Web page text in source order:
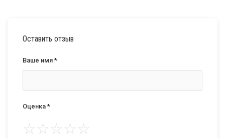
Оставить отзыв
Ваше имя *
Оценка *
☆☆☆☆☆